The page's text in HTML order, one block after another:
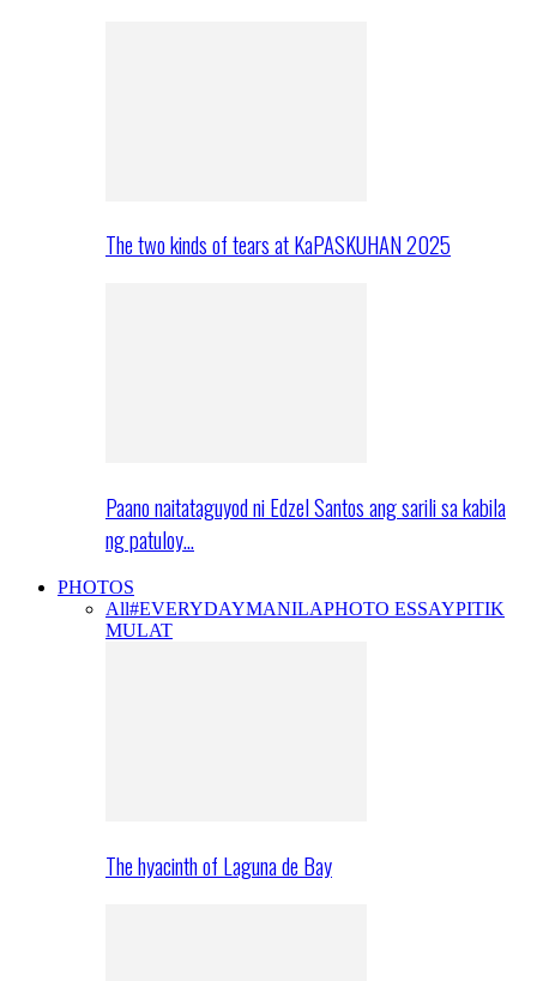
The two kinds of tears at KaPASKUHAN 2025
Paano naitataguyod ni Edzel Santos ang sarili sa kabila
ng patuloy…
PHOTOS
All#EVERYDAYMANILAPHOTO ESSAYPITIK
MULAT
The hyacinth of Laguna de Bay